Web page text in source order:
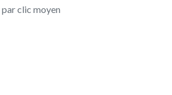
clic moyen